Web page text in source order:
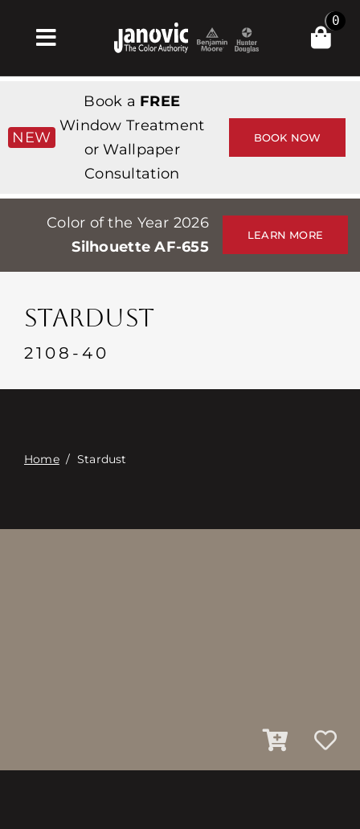
Toggle
Navigation
Products & Services
Κατάστημα
Professionals
Stores
Εκδηλώσεις
Επαφή
0
NEW
Book a FREE
Window Treatment
or Wallpaper
Consultation
BOOK NOW
Color of the Year 2026
Silhouette AF-655
LEARN MORE
STARDUST
2108-40
Home/ Stardust